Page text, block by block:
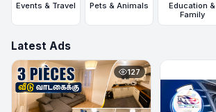
Events & Travel Pets & Animals
Education &
Family
Latest Ads
127